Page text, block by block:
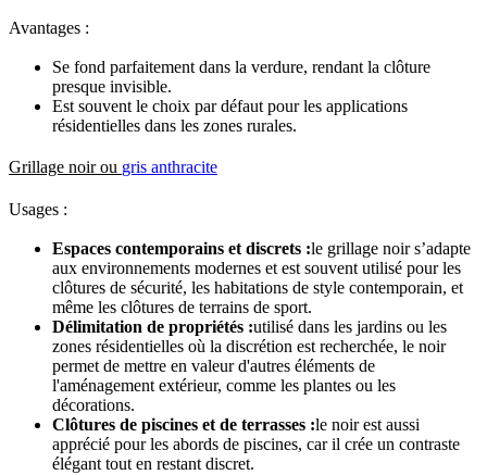
Avantages :
Se fond parfaitement dans la verdure, rendant la clôture
presque invisible.
Est souvent le choix par défaut pour les applications
résidentielles dans les zones rurales.
Grillage noir ou gris anthracite
Usages :
Espaces contemporains et discrets :le grillage noir s’adapte
aux environnements modernes et est souvent utilisé pour les
clôtures de sécurité, les habitations de style contemporain, et
même les clôtures de terrains de sport.
Délimitation de propriétés :utilisé dans les jardins ou les
zones résidentielles où la discrétion est recherchée, le noir
permet de mettre en valeur d'autres éléments de
l'aménagement extérieur, comme les plantes ou les
décorations.
Clôtures de piscines et de terrasses :le noir est aussi
apprécié pour les abords de piscines, car il crée un contraste
élégant tout en restant discret.